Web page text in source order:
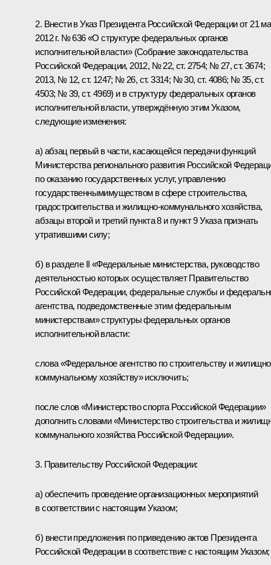
2. Внести в Указ Президента Российской Федерации от 21
2012 г. № 636 «О структуре федеральных органов
исполнительной власти» (Собрание законодательства
Российской Федерации, 2012, № 22, ст. 2754; № 27, ст. 3674;
2013, № 12, ст. 1247; № 26, ст. 3314; № 30, ст. 4086; № 35, ст.
4503; № 39, ст. 4969) и в структуру федеральных органов
исполнительной власти, утверждённую этим Указом,
следующие изменения:
а) абзац первый в части, касающейся передачи функций
Министерства регионального развития Российской
по оказанию государственных услуг, управлению
государственнымимуществом в сфере строительства,
градостроительства и жилищно-коммунального хозяйства,
абзацы второй и третий пункта 8 и пункт 9 Указа признать
утратившими силу;
б) в разделе II «Федеральные министерства, руководство
деятельностью которых осуществляет Правительство
Российской Федерации, федеральные службы и
агентства, подведомственные этим федеральным
министерствам» структуры федеральных органов
исполнительной власти:
слова «Федеральное агентство по строительству и
коммунальному хозяйству» исключить;
после слов «Министерство спорта Российской Федерации»
дополнить словами «Министерство строительства и
коммунального хозяйства Российской Федерации».
3. Правительству Российской Федерации:
а) обеспечить проведение организационных мероприятий
в соответствии с настоящим Указом;
б) внести предложения по приведению актов Президента
Российской Федерации в соответствие с настоящим Указом;